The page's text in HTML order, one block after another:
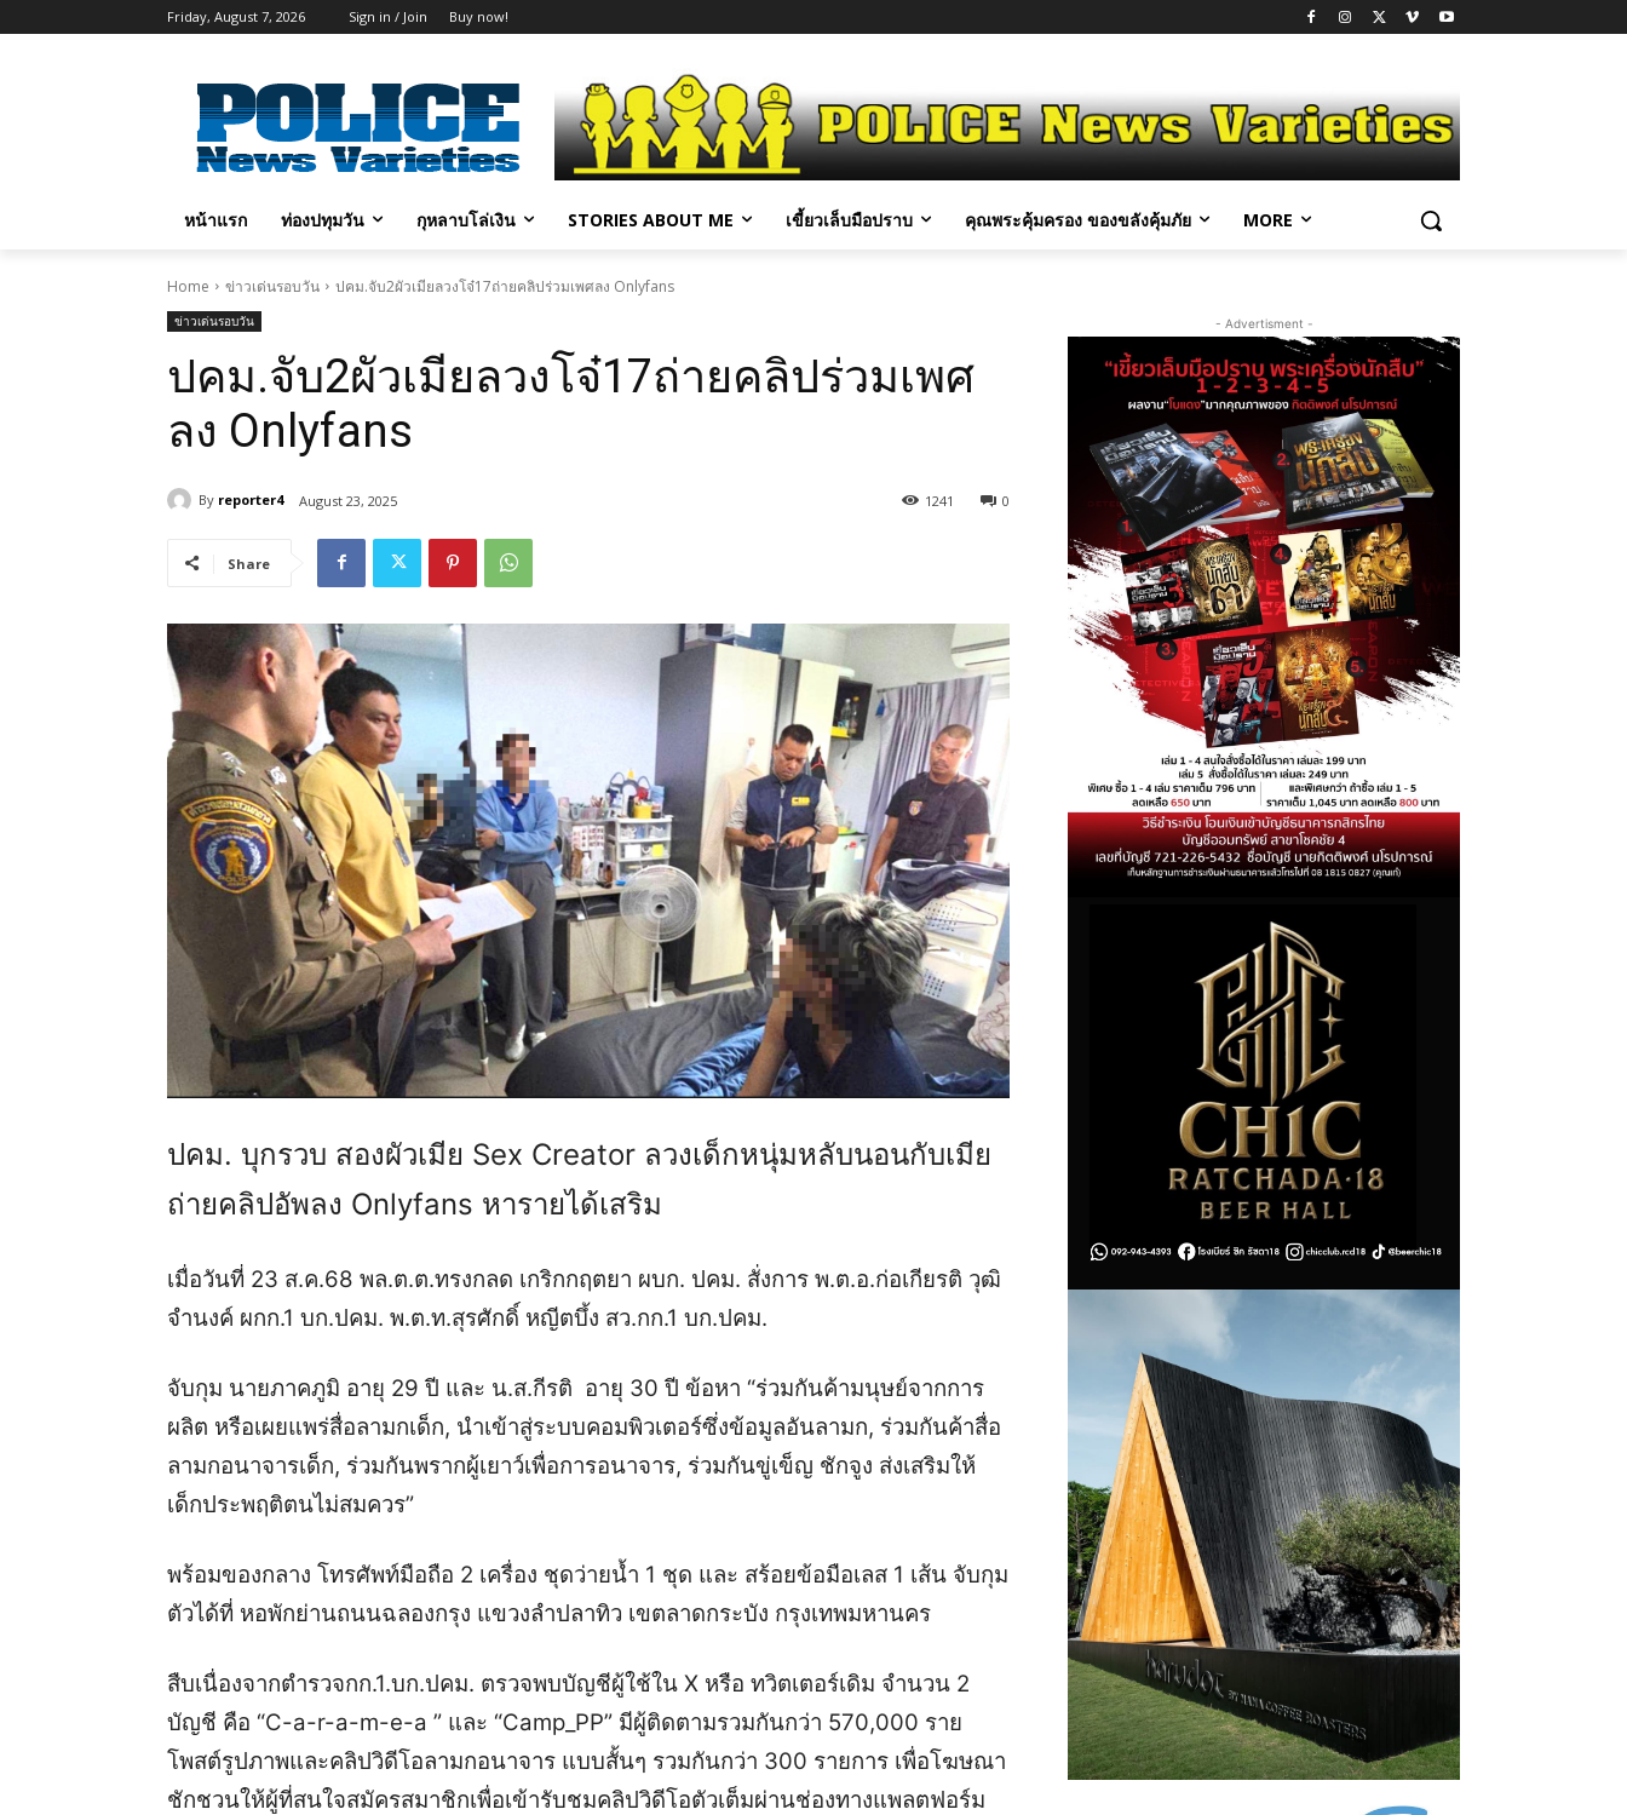
Friday, August 7, 2026 Sign in / Join Buy now!
หน้าแรก ท่องปทุมวัน กุหลาบโล่เงิน STORIES ABOUT ME เขี้ยวเล็บมือปราบ คุณพระคุ้มครอง ของขลังคุ้มภัย MORE
Home ข่าวเด่นรอบวัน ปคม.จับ2ผัวเมียลวงโจ๋17ถ่ายคลิปร่วมเพศลง Onlyfans
ข่าวเด่นรอบวัน
ปคม.จับ2ผัวเมียลวงโจ๋17ถ่ายคลิปร่วมเพศ
ลง Onlyfans
By reporter4 August 23, 2025 0
1241
Share
ปคม. บุกรวบ สองผัวเมีย Sex Creator ลวงเด็กหนุ่มหลับนอนกับเมีย
ถ่ายคลิปอัพลง Onlyfans หารายได้เสริม
เมื่อวันที่ 23 ส.ค.68 พล.ต.ต.ทรงกลด เกริกกฤตยา ผบก. ปคม. สั่งการ พ.ต.อ.ก่อเกียรติ วุฒิ
จำนงค์ ผกก.1 บก.ปคม. พ.ต.ท.สุรศักดิ์ หญีตบึ้ง สว.กก.1 บก.ปคม.
จับกุม นายภาคภูมิ อายุ 29 ปี และ น.ส.กีรติ อายุ 30 ปี ข้อหา “ร่วมกันค้ามนุษย์จากการ
ผลิต หรือเผยแพร่สื่อลามกเด็ก, นำเข้าสู่ระบบคอมพิวเตอร์ซึ่งข้อมูลอันลามก, ร่วมกันค้าสื่อ
ลามกอนาจารเด็ก, ร่วมกันพรากผู้เยาว์เพื่อการอนาจาร, ร่วมกันขู่เข็ญ ชักจูง ส่งเสริมให้
เด็กประพฤติตนไม่สมควร”
พร้อมของกลาง โทรศัพท์มือถือ 2 เครื่อง ชุดว่ายน้ำ 1 ชุด และ สร้อยข้อมือเลส 1 เส้น จับกุม
ตัวได้ที่ หอพักย่านถนนฉลองกรุง แขวงลำปลาทิว เขตลาดกระบัง กรุงเทพมหานคร
สืบเนื่องจากตำรวจกก.1.บก.ปคม. ตรวจพบบัญชีผู้ใช้ใน X หรือ ทวิตเตอร์เดิม จำนวน 2
บัญชี คือ “C-a-r-a-m-e-a ” และ “Camp_PP” มีผู้ติดตามรวมกันกว่า 570,000 ราย
โพสต์รูปภาพและคลิปวิดีโอลามกอนาจาร แบบสั้นๆ รวมกันกว่า 300 รายการ เพื่อโฆษณา
ชักชวนให้ผู้ที่สนใจสมัครสมาชิกเพื่อเข้ารับชมคลิปวิดีโอตัวเต็มผ่านช่องทางแพลตฟอร์ม
- Advertisment -